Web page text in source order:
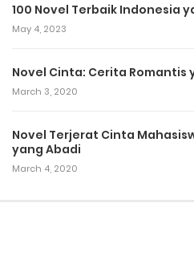
100 Novel Terbaik Indonesia
May 4, 2023
Novel Cinta: Cerita Romantis
March 3, 2020
Novel Terjerat Cinta
yang Abadi
March 4, 2020